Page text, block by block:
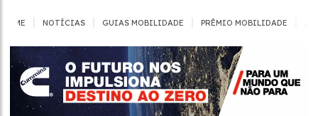
HOME NOTÍCIAS GUIAS MOBILIDADE PRÊMIO MOBILIDADE